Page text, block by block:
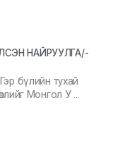
НАЙРУУЛГА/-
бүлийн тухай
Монгол У …